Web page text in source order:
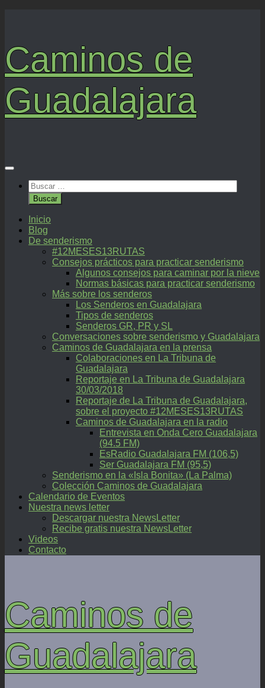
Caminos de
Guadalajara
Buscar:
Inicio
Blog
De senderismo
#12MESES13RUTAS
Consejos prácticos para practicar senderismo
Algunos consejos para caminar por la nieve
Normas básicas para practicar senderismo
Más sobre los senderos
Los Senderos en Guadalajara
Tipos de senderos
Senderos GR, PR y SL
Conversaciones sobre senderismo y Guadalajara
Caminos de Guadalajara en la prensa
Colaboraciones en La Tribuna de
Guadalajara
Reportaje en La Tribuna de Guadalajara
30/03/2018
Reportaje de La Tribuna de Guadalajara,
sobre el proyecto #12MESES13RUTAS
Caminos de Guadalajara en la radio
Entrevista en Onda Cero Guadalajara
(94.5 FM)
EsRadio Guadalajara FM (106,5)
Ser Guadalajara FM (95,5)
Senderismo en la «Isla Bonita» (La Palma)
Colección Caminos de Guadalajara
Calendario de Eventos
Nuestra news letter
Descargar nuestra NewsLetter
Recibe gratis nuestra NewsLetter
Videos
Contacto
Caminos de
Guadalajara